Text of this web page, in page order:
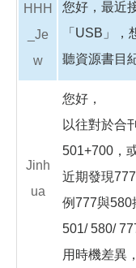
HHH
_Je
w
您好，最近
「USB」
聽資源書目
Jinh
ua
您好，
以往對於合
501+700，
近期發現
例777與580
501/ 580/
用時機差異